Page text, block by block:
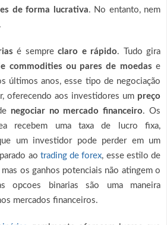
de forma lucrativa. No entanto, nem
é sempreclaro e rápido. Tudo gira
commodities ou pares de moedas e
últimos anos, esse tipo de negociação
oferecendo aos investidores um preço
negociar no mercado financeiro. Os
recebem uma taxa de lucro fixa,
um investidor pode perder em um
ao trading de forex, esse estilo de
os ganhos potenciais não atingem o
opcoes binarias são uma maneira
mercados financeiros.